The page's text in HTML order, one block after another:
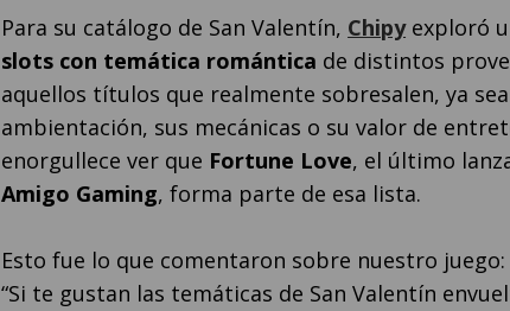
Para su catálogo de San Valentín, Chipyexploró
slots con temática romántica de distintos
aquellos títulos que realmente sobresalen, ya
ambientación, sus mecánicas o su valor de
enorgullece ver que Fortune Love, el último
Amigo Gaming, forma parte de esa lista.
Esto fue lo que comentaron sobre nuestro juego:
“Si te gustan las temáticas de San Valentín